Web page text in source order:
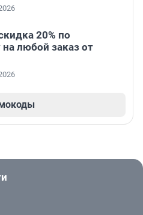
20% по
любой заказ от